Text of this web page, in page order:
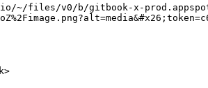
files/v0/b/gitbook-x-